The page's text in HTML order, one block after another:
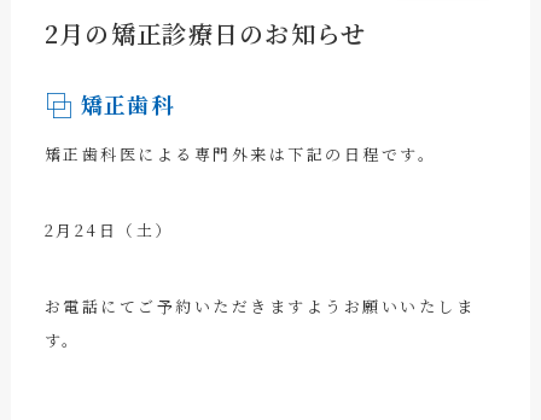
2月の矯正診療日のお知らせ
矯正歯科
矯正歯科医による専門外来は下記の日程です。
2月24日（土）
お電話にてご予約いただきますようお願いいたしま
す。